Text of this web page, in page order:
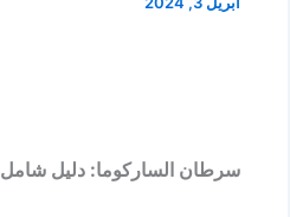
سرطان الساركوما: دليل شامل